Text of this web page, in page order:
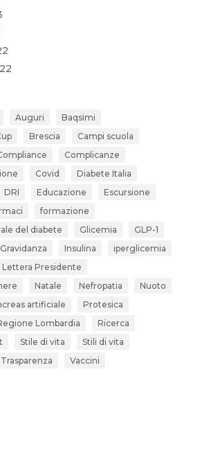
Auguri
Baqsimi
Brescia
Campi scuola
Complicanze
Covid
Diabete Italia
DRI Educazione
Escursione
formazione
del diabete
Glicemia
GLP-1
Gravidanza Insulina
iperglicemia
Lettera Presidente
Natale Nefropatia
Nuoto
artificiale
Protesica
Lombardia
Ricerca
Stile di vita
Stili di vita
Trasparenza Vaccini